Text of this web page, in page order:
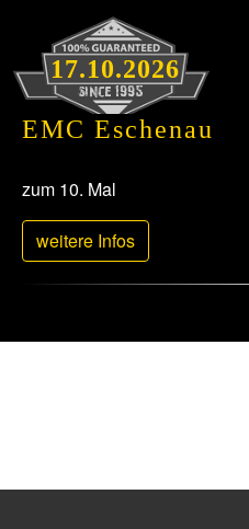
17.10.2026
EMC Eschenau
zum 10. Mal
weitere Infos